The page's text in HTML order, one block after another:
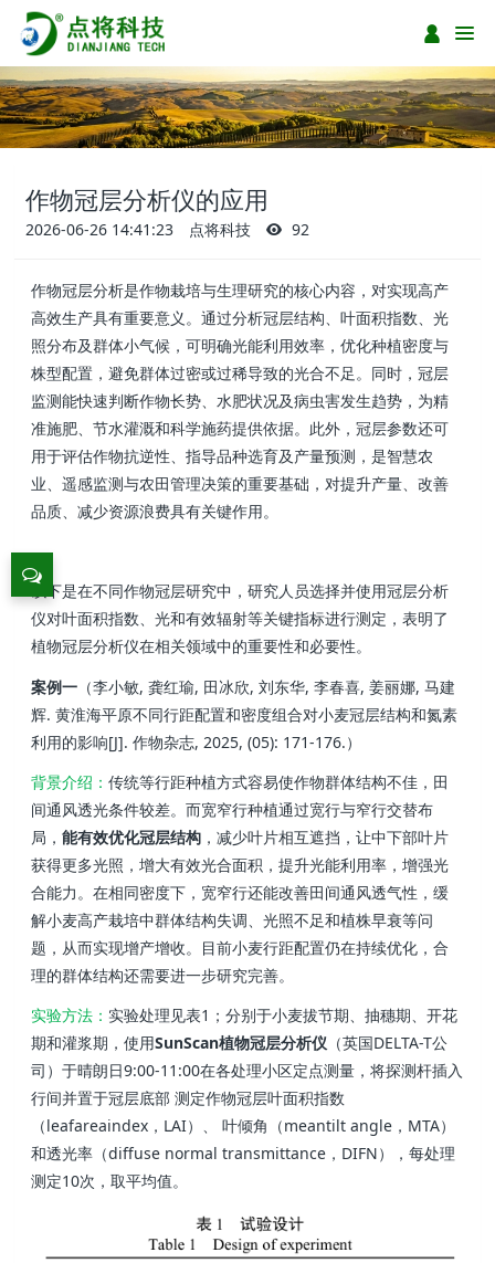
作物冠层分析仪的应用
2026-06-26 14:41:23 点将科技 92
作物冠层分析是作物栽培与生理研究的核心内容，对实现高产
高效生产具有重要意义。通过分析冠层结构、叶面积指数、光
照分布及群体小气候，可明确光能利用效率，优化种植密度与
株型配置，避免群体过密或过稀导致的光合不足。同时，冠层
监测能快速判断作物长势、水肥状况及病虫害发生趋势，为精
准施肥、节水灌溉和科学施药提供依据。此外，冠层参数还可
用于评估作物抗逆性、指导品种选育及产量预测，是智慧农
业、遥感监测与农田管理决策的重要基础，对提升产量、改善
品质、减少资源浪费具有关键作用。
以下是在不同作物冠层研究中，研究人员选择并使用冠层分析
仪对叶面积指数、光和有效辐射等关键指标进行测定，表明了
植物冠层分析仪在相关领域中的重要性和必要性。
案例一 （李小敏, 龚红瑜, 田冰欣, 刘东华, 李春喜, 姜丽娜, 马建
辉. 黄淮海平原不同行距配置和密度组合对小麦冠层结构和氮素
利用的影响[J]. 作物杂志, 2025, (05): 171-176.）
背景介绍：传统等行距种植方式容易使作物群体结构不佳，田
间通风透光条件较差。而宽窄行种植通过宽行与窄行交替布
局，能有效优化冠层结构 ，减少叶片相互遮挡，让中下部叶片
获得更多光照，增大有效光合面积，提升光能利用率，增强光
合能力。在相同密度下，宽窄行还能改善田间通风透气性，缓
解小麦高产栽培中群体结构失调、光照不足和植株早衰等问
题，从而实现增产增收。目前小麦行距配置仍在持续优化，合
理的群体结构还需要进一步研究完善。
实验方法： 实验处理见表1；分别于小麦拔节期、抽穗期、开花
期和灌浆期，使用SunScan植物冠层分析仪 （英国DELTA-T公
司）于晴朗日9:00-11:00在各处理小区定点测量，将探测杆插入
行间并置于冠层底部 测定作物冠层叶面积指数
（leafareaindex，LAI）、 叶倾角（meantilt angle，MTA）
和透光率（diffuse normal transmittance，DIFN），每处理
测定10次，取平均值。